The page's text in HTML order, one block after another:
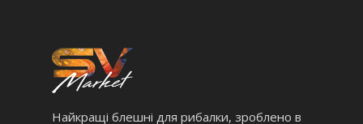
Найкращі блешні для рибалки, зроблено в